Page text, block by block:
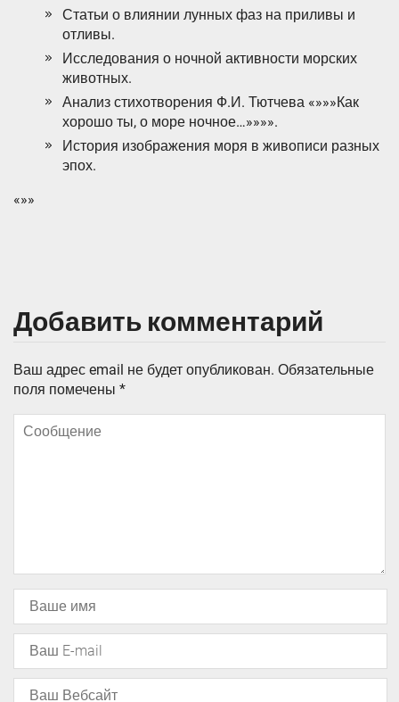
Статьи о влиянии лунных фаз на приливы и
отливы.
Исследования о ночной активности морских
животных.
Анализ стихотворения Ф.И. Тютчева «»»»Как
хорошо ты, о море ночное…»»»».
История изображения моря в живописи разных
эпох.
«»»
Добавить комментарий
Ваш адрес email не будет опубликован. Обязательные
поля помечены *